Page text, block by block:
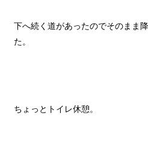
下へ続く道があったのでそのまま
た。
ちょっとトイレ休憩。